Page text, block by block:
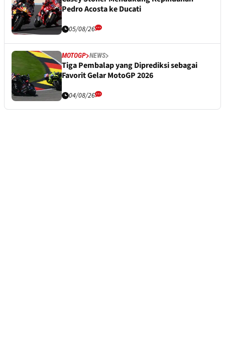
Pedro Acosta ke Ducati
05/08/26
MOTOGP NEWS
Tiga Pembalap yang Diprediksi sebagai
Favorit Gelar MotoGP 2026
04/08/26